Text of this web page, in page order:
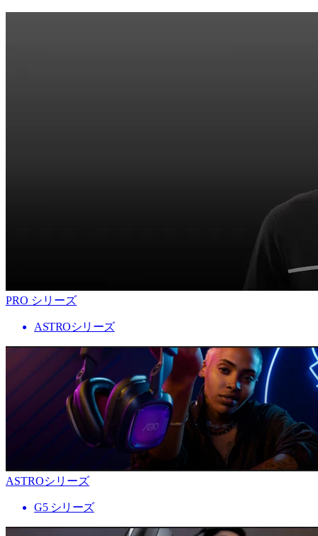
PRO シリーズ
ASTROシリーズ
ASTROシリーズ
G5 シリーズ